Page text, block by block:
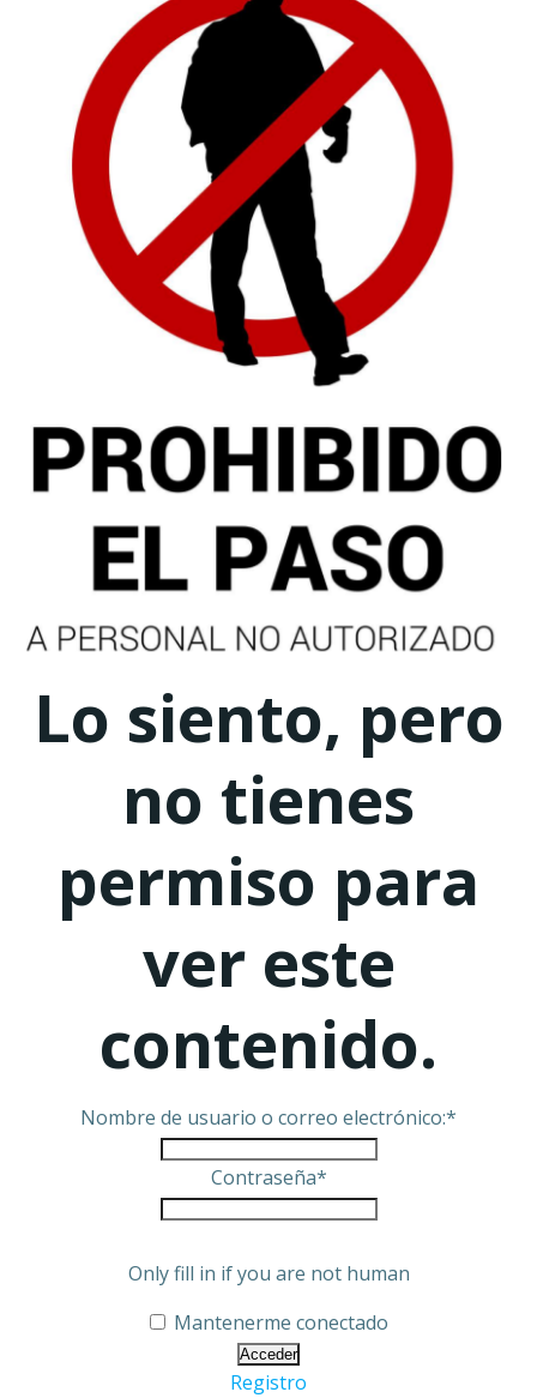
Lo siento, pero
no tienes
permiso para
ver este
contenido.
Nombre de usuario o correo electrónico:*
Contraseña*
Only fill in if you are not human
Mantenerme conectado
Registro